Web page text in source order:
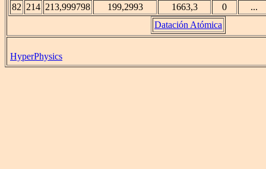
82 214 213,999798 199,2993 1663,3 0
...
Datación Atómica
HyperPhysics